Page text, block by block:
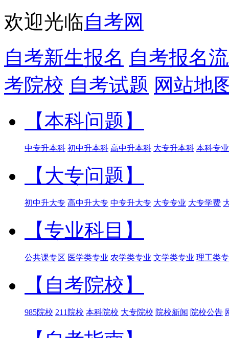
欢迎光临自考网
自考新生报名 自考报名
考院校 自考试题 网站地
【本科问题】
中专升本科 初中升本科 高中升本科 大专升本科 本科专业
【大专问题】
初中升大专 高中升大专 中专升大专 大专专业 大专学费
【专业科目】
公共课专区 医学类专业 农学类专业 文学类专业 理工类
【自考院校】
985院校 211院校 本科院校 大专院校 院校新闻 院校公告